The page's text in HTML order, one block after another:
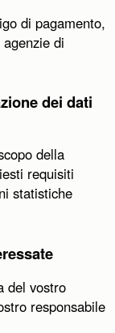
di pagamento,
di
dei dati
della
requisiti
statistiche
del vostro
responsabile